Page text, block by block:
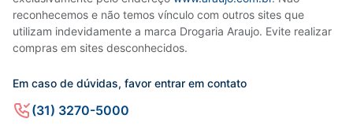
reconhecemos e não temos vínculo com outros sites que
utilizam indevidamente a marca Drogaria Araujo. Evite realizar
compras em sites desconhecidos.
Em caso de dúvidas, favor entrar em contato
(31) 3270-5000